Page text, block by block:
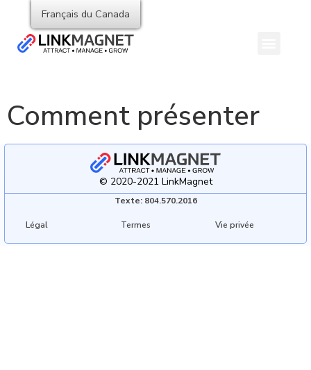
Comment présenter
© 2020-2021 LinkMagnet
Texte: 804.570.2016
Légal Termes Vie privée
Français du Canada